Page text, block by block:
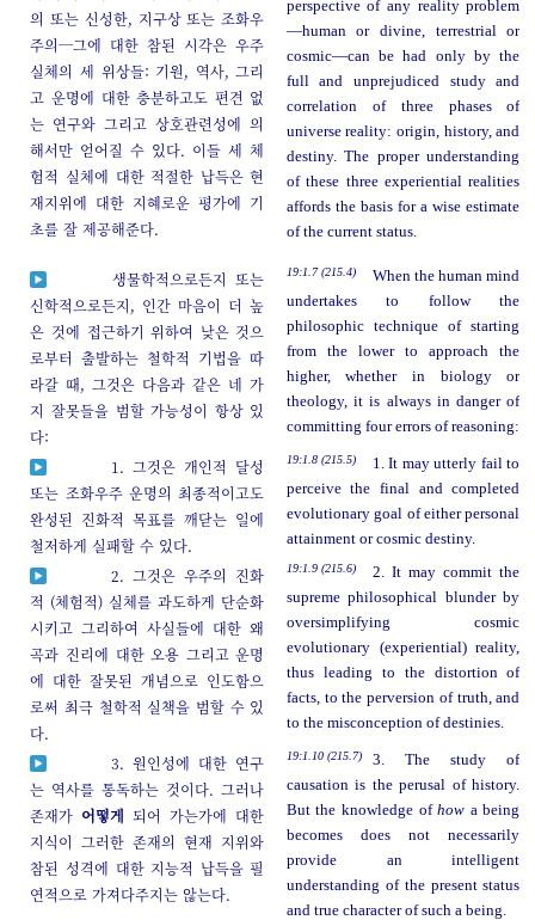
의 또는 신성한, 지구상 또는 조화우
주의─그에 대한 참된 시각은 우주
실체의 세 위상들: 기원, 역사, 그리
고 운명에 대한 충분하고도 편견 없
는 연구와 그리고 상호관련성에 의
해서만 얻어질 수 있다. 이들 세 체
험적 실체에 대한 적절한 납득은 현
재지위에 대한 지혜로운 평가에 기
초를 잘 제공해준다.
perspective of any reality problem
—human or divine, terrestrial or
cosmic—can be had only by the
full and unprejudiced study and
correlation of three phases of
universe reality: origin, history, and
destiny. The proper understanding
of these three experiential realities
affords the basis for a wise estimate
of the current status.
생물학적으로든지 또는
신학적으로든지, 인간 마음이 더 높
은 것에 접근하기 위하여 낮은 것으
로부터 출발하는 철학적 기법을 따
라갈 때, 그것은 다음과 같은 네 가
지 잘못들을 범할 가능성이 항상 있
다:
19:1.7 (215.4)
When the human mind
undertakes to follow the
philosophic technique of starting
from the lower to approach the
higher, whether in biology or
theology, it is always in danger of
committing four errors of reasoning:
1. 그것은 개인적 달성
또는 조화우주 운명의 최종적이고도
완성된 진화적 목표를 깨닫는 일에
철저하게 실패할 수 있다.
19:1.8 (215.5)
1. It may utterly fail to
perceive the final and completed
evolutionary goal of either personal
attainment or cosmic destiny.
2. 그것은 우주의 진화
적 (체험적) 실체를 과도하게 단순화
시키고 그리하여 사실들에 대한 왜
곡과 진리에 대한 오용 그리고 운명
에 대한 잘못된 개념으로 인도함으
로써 최극 철학적 실책을 범할 수 있
다.
19:1.9 (215.6)
2. It may commit the
supreme philosophical blunder by
oversimplifying cosmic
evolutionary (experiential) reality,
thus leading to the distortion of
facts, to the perversion of truth, and
to the misconception of destinies.
3. 원인성에 대한 연구
는 역사를 통독하는 것이다. 그러나
존재가 어떻게 되어 가는가에 대한
지식이 그러한 존재의 현재 지위와
참된 성격에 대한 지능적 납득을 필
연적으로 가져다주지는 않는다.
19:1.10 (215.7)
3. The study of
causation is the perusal of history.
But the knowledge ofhow a being
becomes does not necessarily
provide an intelligent
understanding of the present status
and true character of such a being.